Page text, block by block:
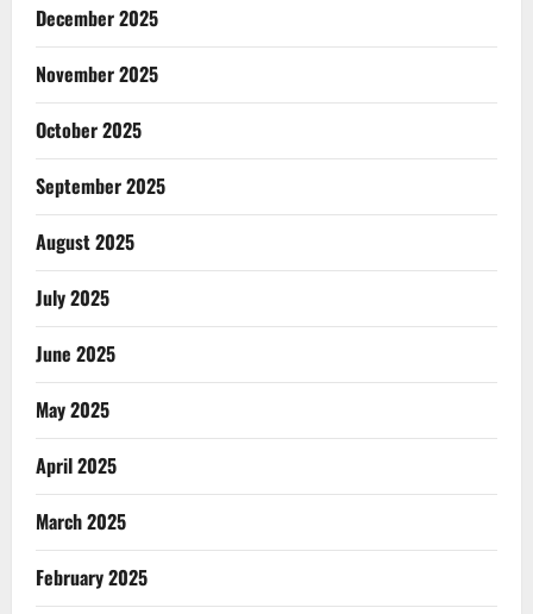
December 2025
November 2025
October 2025
September 2025
August 2025
July 2025
June 2025
May 2025
April 2025
March 2025
February 2025